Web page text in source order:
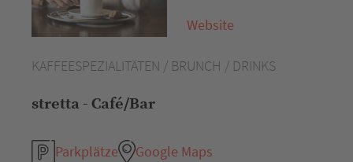
KAFFEESPEZIALITÄTEN / BRUNCH / DRINKS
stretta - Café/Bar
Parkplätze
Google Maps
Website